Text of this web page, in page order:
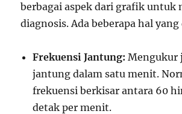
berbagai aspek dari grafik untuk
diagnosis. Ada beberapa hal
Frekuensi Jantung: Mengukur
jantung dalam satu menit.
frekuensi berkisar antara 60
detak per menit.